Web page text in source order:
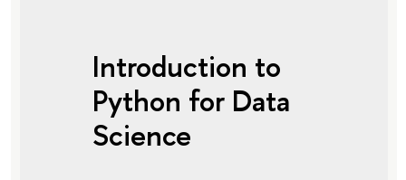
Introduction to
Python for Data
Science